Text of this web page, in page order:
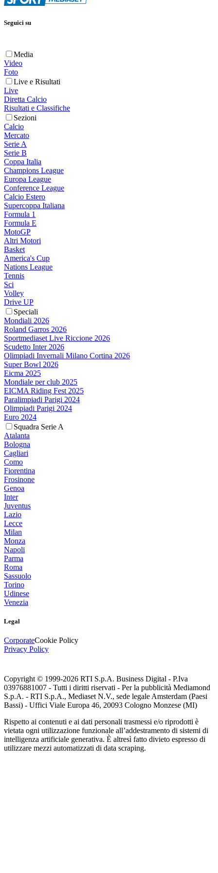
Seguici su
Media
Video
Foto
Live e Risultati
Live
Diretta Calcio
Risultati e Classifiche
Sezioni
Calcio
Mercato
Serie A
Serie B
Coppa Italia
Champions League
Europa League
Conference League
Calcio Estero
Supercoppa Italiana
Formula 1
Formula E
MotoGP
Altri Motori
Basket
America's Cup
Nations League
Tennis
Sci
Volley
Drive UP
Speciali
Mondiali 2026
Roland Garros 2026
Sportmediaset Live Riccione 2026
Scudetto Inter 2026
Olimpiadi Invernali Milano Cortina 2026
Super Bowl 2026
Eicma 2025
Mondiale per club 2025
EICMA Riding Fest 2025
Paralimpiadi Parigi 2024
Olimpiadi Parigi 2024
Euro 2024
Squadra Serie A
Atalanta
Bologna
Cagliari
Como
Fiorentina
Frosinone
Genoa
Inter
Juventus
Lazio
Lecce
Milan
Monza
Napoli
Parma
Roma
Sassuolo
Torino
Udinese
Venezia
Legal
CorporateCookie Policy
Privacy Policy
Copyright © 1999-2026 RTI S.p.A. Business Digital - P.Iva
03976881007 - Tutti i diritti riservati - Per la pubblicità Mediamond
S.p.A. - RTI S.p.A., Mediaset N.V., sede legale Amsterdam (Paesi
Bassi) - Uffici Viale Europa 46, 20093 Cologno Monzese (MI)
Rispetto ai contenuti e ai dati personali trasmessi e/o riprodotti è
vietata ogni utilizzazione funzionale all’addestramento di sistemi di
intelligenza artificiale generativa. È altresì fatto divieto espresso di
utilizzare mezzi automatizzati di data scraping.